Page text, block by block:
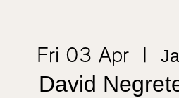
Fri 03 Apr
  |
David